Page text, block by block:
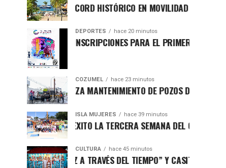
JULIO ROMPE RÉCORD HISTÓRICO EN MOVILIDAD MARÍTIMA Y
DEPORTES hace 20 minutos
COZUMEL ABRE INSCRIPCIONES PARA EL PRIMER TRIATLÓN DE
COZUMEL hace 23 minutos
CHACÓN REFUERZA MANTENIMIENTO DE POZOS DE ABSORCIÓN
ISLA MUJERES hace 39 minutos
CONCLUYE CON ÉXITO LA TERCERA SEMANA DEL CURSO DE
CULTURA hace 45 minutos
EXPOSICIÓN “LUZ A TRAVÉS DEL TIEMPO” Y CASITAS DE